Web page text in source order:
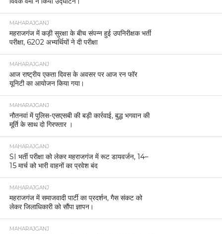
MAHARAJGANJ
महराजगंज में कड़ी सुरक्षा के बीच संपन्न हुई उपनिरीक्षक भर्ती
परीक्षा, 6202 अभ्यर्थियों ने दी परीक्षा
MAHARAJGANJ
आज राष्ट्रीय एकता दिवस के अवसर पर आज रन फॉर
यूनिटी का आयोजन किया गया।
MAHARAJGANJ
नौतनवां में पुलिस-एसएसबी की बड़ी कार्रवाई, बुद्ध भगवान की
मूर्ति के साथ दो गिरफ्तार ।
MAHARAJGANJ
SI भर्ती परीक्षा को लेकर महराजगंज में रूट डायवर्जन, 14–
15 मार्च को भारी वाहनों का प्रवेश बंद
MAHARAJGANJ
महराजगंज में समाजवादी पार्टी का प्रदर्शन, गैस संकट को
लेकर जिलाधिकारी को सौंपा ज्ञापन।
MAHARAJGANJ